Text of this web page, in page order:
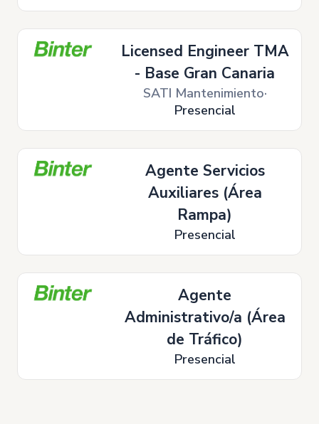
Licensed Engineer TMA
- Base Gran Canaria
SATI Mantenimiento
Presencial
Agente Servicios
Auxiliares (Área
Rampa)
Presencial
Agente
Administrativo/a (Área
de Tráfico)
Presencial